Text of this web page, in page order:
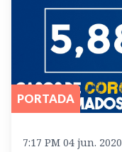
PORTADA
7:17 PM 04 jun. 2020